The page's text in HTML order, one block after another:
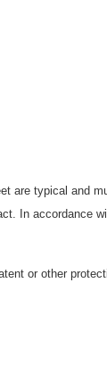
are typical and
In accordance
or other